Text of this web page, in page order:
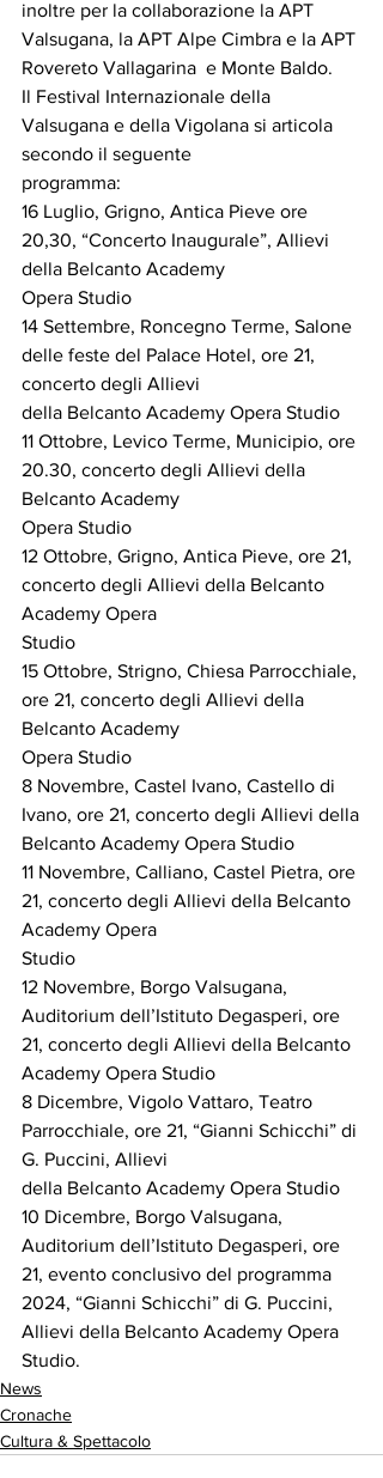
inoltre per la collaborazione la APT
Valsugana, la APT Alpe Cimbra e la APT
Rovereto Vallagarina  e Monte Baldo.
Il Festival Internazionale della
Valsugana e della Vigolana si articola
secondo il seguente
programma:
16 Luglio, Grigno, Antica Pieve ore
20,30, “Concerto Inaugurale”, Allievi
della Belcanto Academy
Opera Studio
14 Settembre, Roncegno Terme, Salone
delle feste del Palace Hotel, ore 21,
concerto degli Allievi
della Belcanto Academy Opera Studio
11 Ottobre, Levico Terme, Municipio, ore
20.30, concerto degli Allievi della
Belcanto Academy
Opera Studio
12 Ottobre, Grigno, Antica Pieve, ore 21,
concerto degli Allievi della Belcanto
Academy Opera
Studio
15 Ottobre, Strigno, Chiesa Parrocchiale,
ore 21, concerto degli Allievi della
Belcanto Academy
Opera Studio
8 Novembre, Castel Ivano, Castello di
Ivano, ore 21, concerto degli Allievi della
Belcanto Academy Opera Studio
11 Novembre, Calliano, Castel Pietra, ore
21, concerto degli Allievi della Belcanto
Academy Opera
Studio
12 Novembre, Borgo Valsugana,
Auditorium dell’Istituto Degasperi, ore
21, concerto degli Allievi della Belcanto
Academy Opera Studio
8 Dicembre, Vigolo Vattaro, Teatro
Parrocchiale, ore 21, “Gianni Schicchi” di
G. Puccini, Allievi
della Belcanto Academy Opera Studio
10 Dicembre, Borgo Valsugana,
Auditorium dell’Istituto Degasperi, ore
21, evento conclusivo del programma
2024, “Gianni Schicchi” di G. Puccini,
Allievi della Belcanto Academy Opera
Studio.
News
Cronache
Cultura & Spettacolo